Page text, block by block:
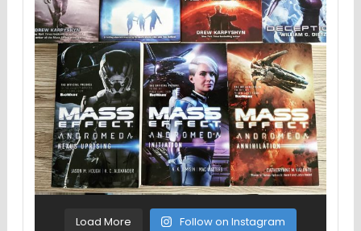
Load More Follow on Instagram